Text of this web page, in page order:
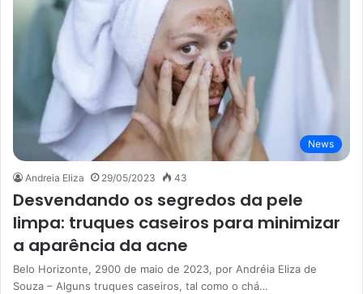
News
Andreia Eliza 29/05/2023 43
Desvendando os segredos da pele
limpa: truques caseiros para minimizar
a aparência da acne
Belo Horizonte, 2900 de maio de 2023, por Andréia Eliza de
Souza – Alguns truques caseiros, tal como o chá…